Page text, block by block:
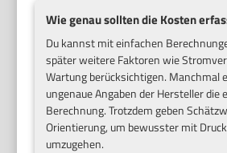
Wie genau sollten die Kosten
Du kannst mit einfachen
später weitere Faktoren wie
Wartung berücksichtigen. Manchmal
ungenaue Angaben der Hersteller die
Berechnung. Trotzdem geben
Orientierung, um bewusster mit
umzugehen.